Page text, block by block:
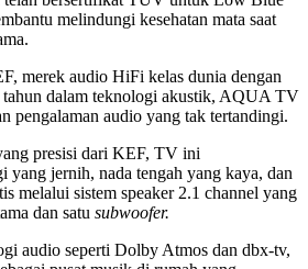
melindungi kesehatan mata saat
merek audio HiFi kelas dunia dengan
tahun dalam teknologi akustik, AQUA TV
pengalaman audio yang tak tertandingi.
presisi dari KEF, TV ini
yang jernih, nada tengah yang kaya, dan
melalui sistem speaker 2.1 channel yang
dan satu subwoofer.
audio seperti Dolby Atmos dan dbx-tv,